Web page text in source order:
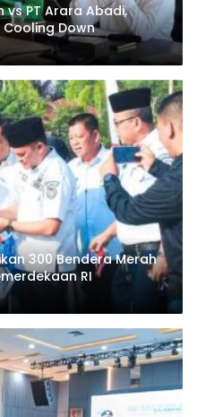
vs PT Arara Abadi,
Cooling Down
300 Bendera Merah
RI